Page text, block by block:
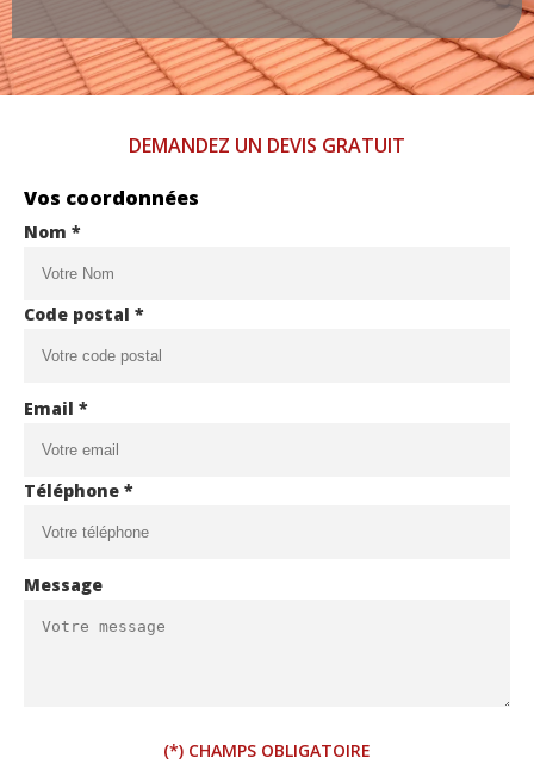
DEMANDEZ UN DEVIS GRATUIT
Vos coordonnées
Nom *
Code postal *
Email *
Téléphone *
Message
(*) CHAMPS OBLIGATOIRE